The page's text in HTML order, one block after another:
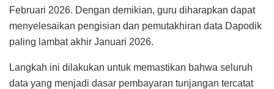
Februari 2026. Dengan demikian, guru diharapkan dapat
menyelesaikan pengisian dan pemutakhiran data Dapodik
paling lambat akhir Januari 2026.
Langkah ini dilakukan untuk memastikan bahwa seluruh
data yang menjadi dasar pembayaran tunjangan tercatat